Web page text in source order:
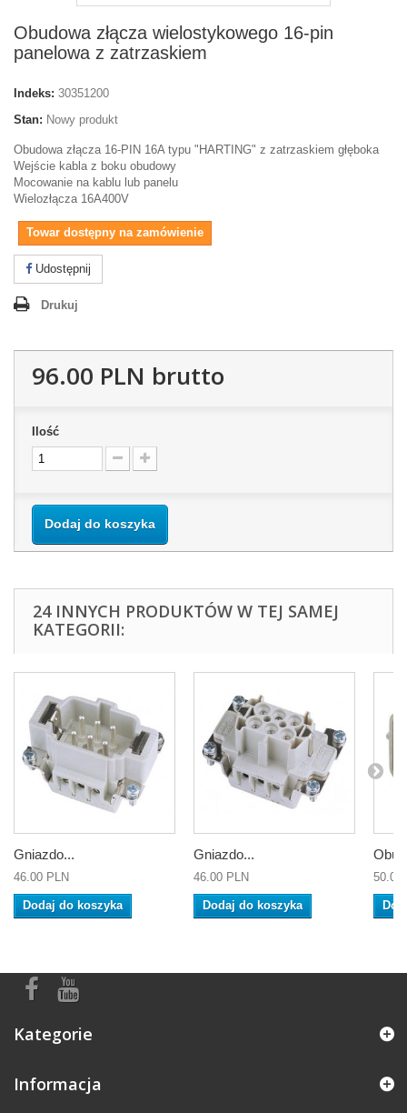
Obudowa złącza wielostykowego 16-pin
panelowa z zatrzaskiem
Indeks: 30351200
Stan: Nowy produkt
Obudowa złącza 16-PIN 16A typu "HARTING" z zatrzaskiem głęboka
Wejście kabla z boku obudowy
Mocowanie na kablu lub panelu
Wielozłącza 16A400V
Towar dostępny na zamówienie
Udostępnij
Drukuj
96.00 PLN brutto
Ilość
Dodaj do koszyka
24 INNYCH PRODUKTÓW W TEJ SAMEJ
KATEGORII:
Gniazdo...
46.00 PLN
Dodaj do koszyka
Gniazdo...
46.00 PLN
Dodaj do koszyka
50.00
Kategorie
Informacja